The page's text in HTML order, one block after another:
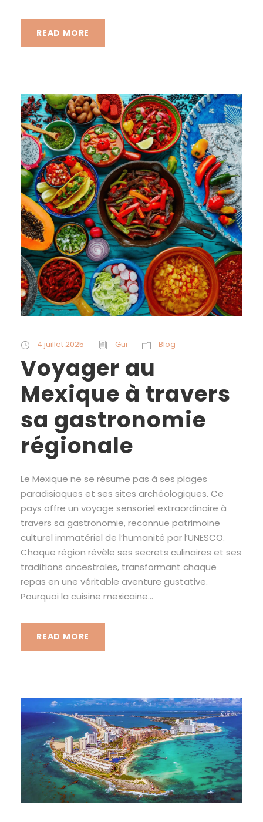
READ MORE
4 juillet 2025 Gui Blog
Voyager au
Mexique à travers
sa gastronomie
régionale
Le Mexique ne se résume pas à ses plages
paradisiaques et ses sites archéologiques. Ce
pays offre un voyage sensoriel extraordinaire à
travers sa gastronomie, reconnue patrimoine
culturel immatériel de l’humanité par l’UNESCO.
Chaque région révèle ses secrets culinaires et ses
traditions ancestrales, transformant chaque
repas en une véritable aventure gustative.
Pourquoi la cuisine mexicaine...
READ MORE